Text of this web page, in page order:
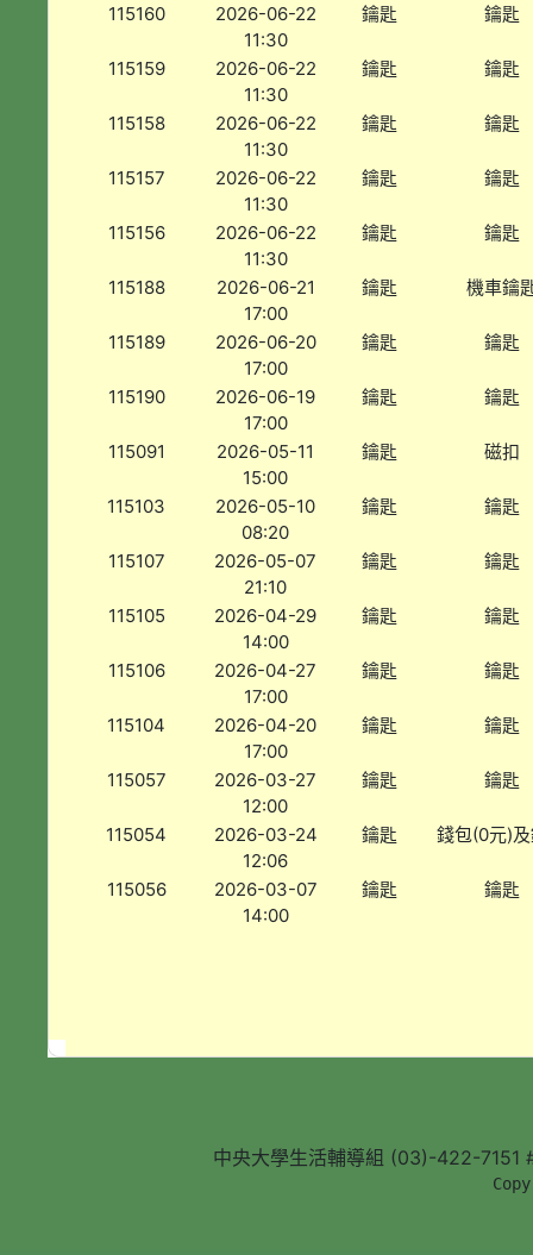
115160
2026-06-22
11:30
鑰匙 鑰匙
115159
2026-06-22
11:30
鑰匙 鑰匙
115158
2026-06-22
11:30
鑰匙 鑰匙
115157
2026-06-22
11:30
鑰匙 鑰匙
115156
2026-06-22
11:30
鑰匙 鑰匙
115188
2026-06-21
17:00
鑰匙 機車鑰
115189
2026-06-20
17:00
鑰匙 鑰匙
115190
2026-06-19
17:00
鑰匙 鑰匙
115091
2026-05-11
15:00
鑰匙 磁扣
115103
2026-05-10
08:20
鑰匙 鑰匙
115107
2026-05-07
21:10
鑰匙 鑰匙
115105
2026-04-29
14:00
鑰匙 鑰匙
115106
2026-04-27
17:00
鑰匙 鑰匙
115104
2026-04-20
17:00
鑰匙 鑰匙
115057
2026-03-27
12:00
鑰匙 鑰匙
115054
2026-03-24
12:06
鑰匙 錢包(0元)
115056
2026-03-07
14:00
鑰匙 鑰匙
中央大學生活輔導組 (03)-422-7151